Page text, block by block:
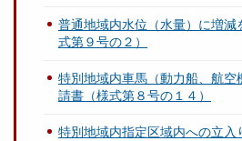
普通地域内水位（水量）に増減
式第９号の２）
特別地域内車馬（動力船、航空
請書（様式第８号の１４）
特別地域内指定区域内への立入